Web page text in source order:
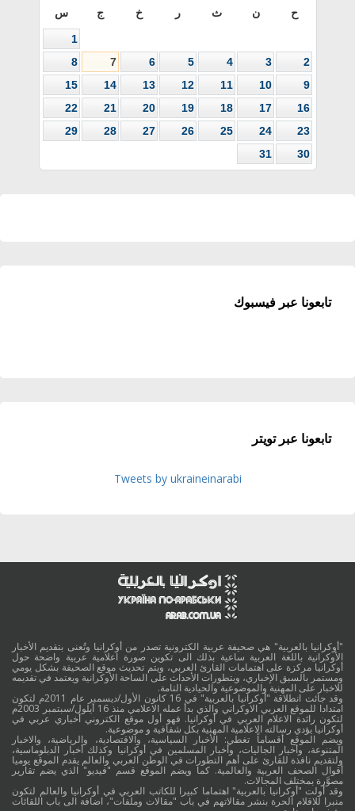
ح ن ث ر خ ج س
1
2
3
4
5
6
7
8
9
10
11
12
13
14
15
16
17
18
19
20
21
22
23
24
25
26
27
28
29
30
31
تابعونا عبر فيسبوك
تابعونا عبر تويتر
Tweets by ukraineinarabi
"أوكرانيا بالعربية" هي صحيفة عربية الكترونية تصدر من أوكرانيا وتُعنى بتقديم الأخبار
الأوكرانية باللغة العربية ساعية بذلك الى تكوين صورة اعلامية عربية واضحة حول
أوكرانيا مركزة على اهتمامات القارئ العربي، ويتم تحديث موقع الصحيفة بشكل يومي
ومستمر بالسبق الإخباري، وبتطورات الأحداث على الساحة الأوكرانية ويعتمد في تقديمه
للاخبار على المهنية والموضوعية والحيادية التامة.
وقد جائت انطلاقة "أوكرانيا بالعربية" في 16 كانون الأول/ديسمبر عام 2011م لتكون
امتدادا للموقع العربي الاوكراني والذي بدأ عمله الاعلامي منذ 16 أيلول/سبتمبر 2003م
لتكون رائدة الاعلام العربي في أوكرانيا. فهو أول موقع الكتروني أخباري عربي في
أوكرانيا يؤدي رسالته الاعلامية المهنية بكل شفافية و موضوعية.
ويضم الموقع أقساماً تغطي: الأخبار السياسية، والاقتصادية، والرياضية، والاخبار
المتنوعة، وأخبار الجاليات، وأخبار المسلمين في أوكرانيا وكذلك أخبار الدبلوماسية،
ولتقديم نافذة للقارئ على أهم التطورات في الوطن العربي والعالم يقدم الموقع يوميا
أقوال الصحف العربية والعالمية. كما ويضم الموقع قسم "فيديو" الذي يضم تقارير
مصوَّرة بمختلف المجالات.
وقد أولت "أوكرانيا بالعربية" اهتماما كبيرا للكاتب العربي في أوكرانيا والعالم لتكون
منبرا للاقلام الحرة بنشر مقالاتهم في باب "مقالات وملفات"، اضافة الى باب اللقائات